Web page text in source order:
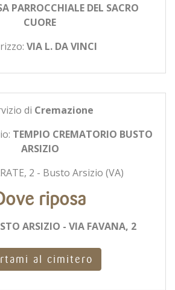
PARROCCHIALE DEL SACRO
CUORE
VIA L. DA VINCI
di Cremazione
TEMPIO CREMATORIO BUSTO
ARSIZIO
2 - Busto Arsizio (VA)
riposa
ARSIZIO - VIA FAVANA, 2
al cimitero